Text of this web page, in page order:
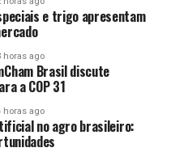
projetos de
tecnológico e
recursos mobilizados
estratégicos como
críticos, veículos elétricos,
e trigo apresentam
horas ago
Brasil discute
a COP 31
horas ago
no agro brasileiro: